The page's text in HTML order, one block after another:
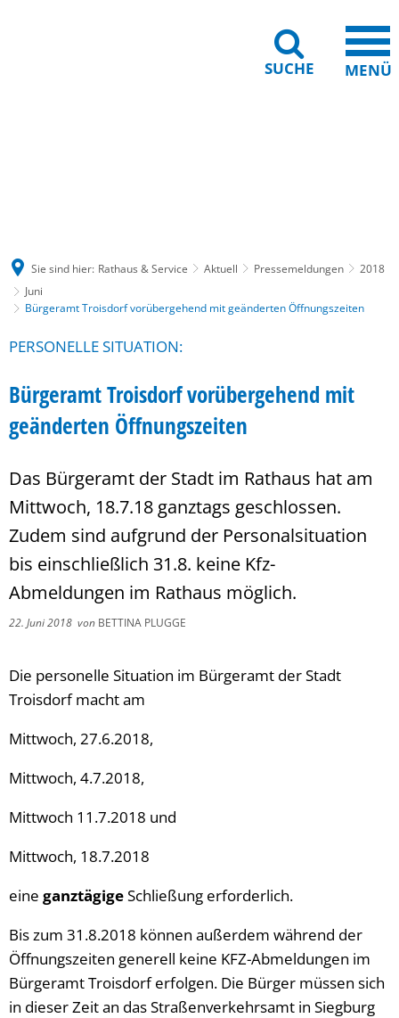
SUCHE MENÜ
Sie sind hier: Rathaus & Service Aktuell Pressemeldungen
2018
Juni
Bürgeramt Troisdorf vorübergehend mit geänderten Öffnungszeiten
PERSONELLE SITUATION:
Bürgeramt Troisdorf vorübergehend mit
geänderten Öffnungszeiten
Das Bürgeramt der Stadt im Rathaus hat am
Mittwoch, 18.7.18 ganztags geschlossen.
Zudem sind aufgrund der Personalsituation
bis einschließlich 31.8. keine Kfz-
Abmeldungen im Rathaus möglich.
22. Juni 2018 von BETTINA PLUGGE
Die personelle Situation im Bürgeramt der Stadt
Troisdorf macht am
Mittwoch, 27.6.2018,
Mittwoch, 4.7.2018,
Mittwoch 11.7.2018 und
Mittwoch, 18.7.2018
eine ganztägigeSchließung erforderlich.
Bis zum 31.8.2018 können außerdem während der
Öffnungszeiten generell keine KFZ-Abmeldungen im
Bürgeramt Troisdorf erfolgen. Die Bürger müssen sich
in dieser Zeit an das Straßenverkehrsamt in Siegburg